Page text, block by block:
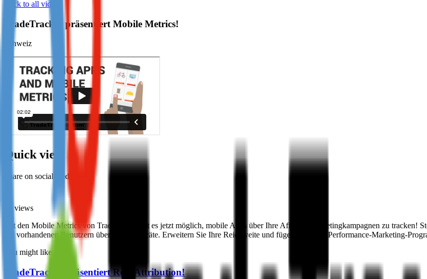
Not already our Publisher?
Sign up here
Back to all videos
TradeTracker präsentiert Mobile Metrics!
Schweiz
Quick view
Share on social media:
20 views
Mit den Mobile Metrics von TradeTracker ist es jetzt möglich, mobile Apps über Ihre Affiliate-Marketingkampagnen zu tracken!
mit vorhandenen Benutzern über mobile Geräte. Erweitern Sie Ihre Reichweite und fügen Sie Ihren Performance-Marketing-
You might like...
TradeTracker präsentiert Real Attribution!